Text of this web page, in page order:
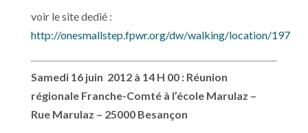
voir le site dedié :
http://onesmallstep.fpwr.org/dw/walking/location/197
Samedi 16 juin 2012 à 14 H 00 : Réunion
régionale Franche-Comté à l’école Marulaz –
Rue Marulaz – 25000 Besançon